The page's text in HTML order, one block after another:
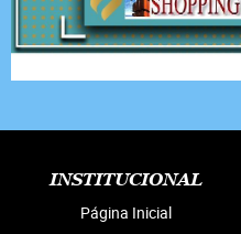
INSTITUCIONAL
Página Inicial